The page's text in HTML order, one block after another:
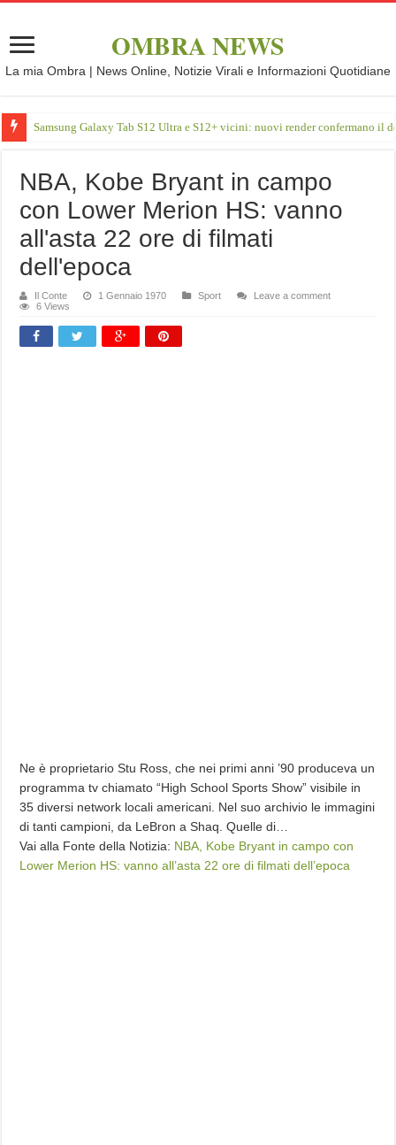
OMBRA NEWS
La mia Ombra | News Online, Notizie Virali e Informazioni Quotidiane
Samsung Galaxy Tab S12 Ultra e S12+ vicini: nuovi render confermano il
NBA, Kobe Bryant in campo
con Lower Merion HS: vanno
all'asta 22 ore di filmati
dell'epoca
Il Conte 1 Gennaio 1970 Sport
Leave a comment
6 Views
Ne è proprietario Stu Ross, che nei primi anni ’90 produceva un
programma tv chiamato “High School Sports Show” visibile in
35 diversi network locali americani. Nel suo archivio le immagini
di tanti campioni, da LeBron a Shaq. Quelle di…
Vai alla Fonte della Notizia: NBA, Kobe Bryant in campo con
Lower Merion HS: vanno all’asta 22 ore di filmati dell’epoca